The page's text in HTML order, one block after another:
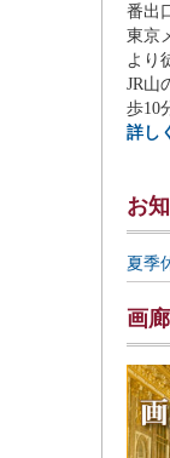
番出
東京
より
JR
歩10
詳し
お
夏季
画